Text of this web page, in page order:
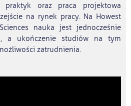
praktyk oraz praca projektowa
na rynek pracy. Na Howest
nauka jest jednocześnie
a ukończenie studiów na tym
zatrudnienia.